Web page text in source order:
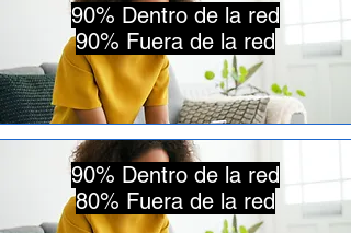
90% Dentro de la red
90% Fuera de la red
90% Dentro de la red
80% Fuera de la red